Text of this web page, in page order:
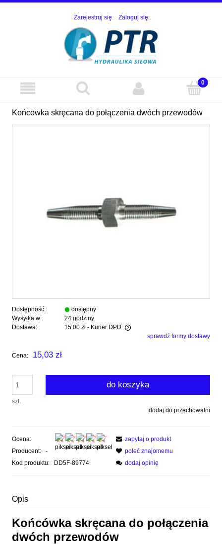
Zarejestruj się Zaloguj się
Końcowka skręcana do połączenia dwóch przewodów
Dostępność:
dostępny
Wysyłka w:
24 godziny
Dostawa:
15,00 zł - Kurier DPD
Cena nie zawiera ewentualnych kosztów płatnościsprawdź formy dostawy
Cena: 15,03 zł
szt.
do koszyka
dodaj do przechowalni
Ocena:
Producent:
-
Kod produktu:
DD5F-89774
zapytaj o produkt
poleć znajomemu
dodaj opinię
Opis
Końcówka skręcana do połączenia
dwóch przewodów